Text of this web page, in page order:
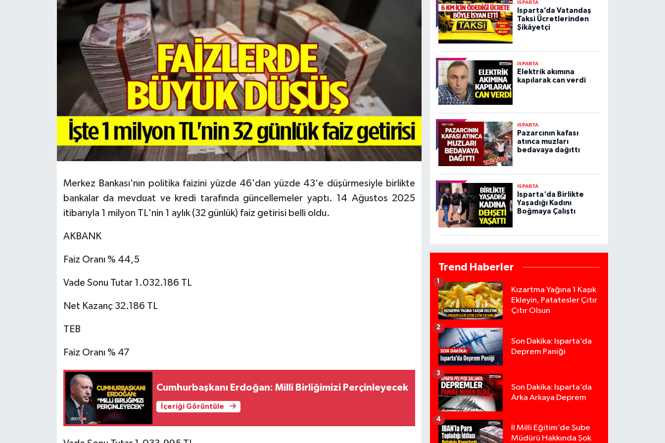
Merkez Bankası'nın politika faizini yüzde 46'dan yüzde 43'e düşürmesiyle birlikte
bankalar da mevduat ve kredi tarafında güncellemeler yaptı. 14 Ağustos 2025
itibarıyla 1 milyon TL'nin 1 aylık (32 günlük) faiz getirisi belli oldu.
AKBANK
Faiz Oranı % 44,5
Vade Sonu Tutar 1.032.186 TL
Net Kazanç 32.186 TL
TEB
Faiz Oranı % 47
Cumhurbaşkanı Erdoğan: Milli Birliğimizi Perçinleyecek
İçeriği Görüntüle
ISPARTA
Isparta’da Vatandaş
Taksi Ücretlerinden
Şikâyetçi
ISPARTA
Elektrik akımına
kapılarak can verdi
ISPARTA
Pazarcının kafası
atınca muzları
bedavaya dağıttı
ISPARTA
Isparta'da Birlikte
Yaşadığı Kadını
Boğmaya Çalıştı
Trend Haberler
Kızartma Yağına 1 Kaşık
Ekleyin, Patatesler Çıtır
Çıtır Olsun
1
Son Dakika: Isparta’da
Deprem Paniği
2
Son Dakika: Isparta’da
Arka Arkaya Deprem
3
İl Milli Eğitim’de Şube
Müdürü Hakkında Şok
4
KÜLTÜR SANAT
POLİTİKA